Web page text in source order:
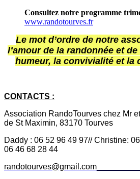
Consultez notre programme
www.randotourves.fr
Le mot d’ordre de notre
l’amour de la randonnée et
humeur, la convivialité et la
CONTACTS :
Association RandoTourves chez Mr
de St Maximin, 83170 Tourves
Daddy : 06 52 96 49 97//Christine:
06 46 68 28 44